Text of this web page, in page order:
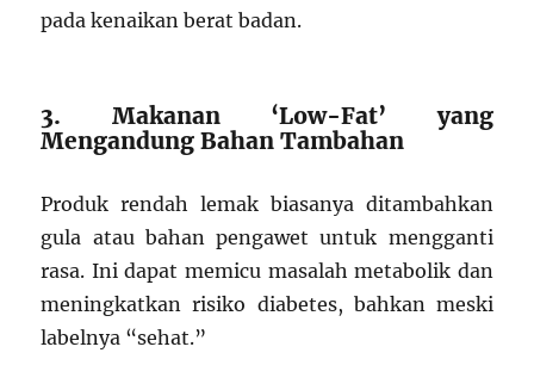
pada kenaikan berat badan.
3. Makanan ‘Low-Fat’ yang
Mengandung Bahan Tambahan
Produk rendah lemak biasanya ditambahkan
gula atau bahan pengawet untuk mengganti
rasa. Ini dapat memicu masalah metabolik dan
meningkatkan risiko diabetes, bahkan meski
labelnya “sehat.”